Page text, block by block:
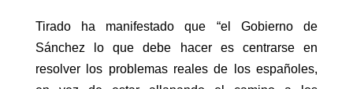
Tirado ha manifestado que “el Gobierno de
Sánchez lo que debe hacer es centrarse en
resolver los problemas reales de los españoles,